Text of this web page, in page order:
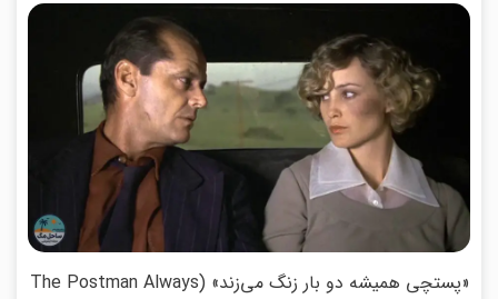
«پستچی همیشه دو بار زنگ می‌زند» (The Postman Always